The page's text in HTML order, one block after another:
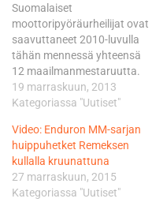
Suomalaiset
moottoripyöräurheilijat ovat
saavuttaneet 2010-luvulla
tähän mennessä yhteensä
12 maailmanmestaruutta.
Niistä kolme viimeisintä ovat
maaradan kestomenestyjän
ratamoottoripyöräilyn
sivuvaunuluokan pitkän
linjan mitalisammon Pekka
Päivärinnan ja kultasuonen
löytäneen
19 marraskuun, 2013
Kategoriassa "Uutiset"
Video: Enduron MM-sarjan
huippuhetket Remeksen
kullalla kruunattuna
27 marraskuun, 2015
Kategoriassa "Uutiset"